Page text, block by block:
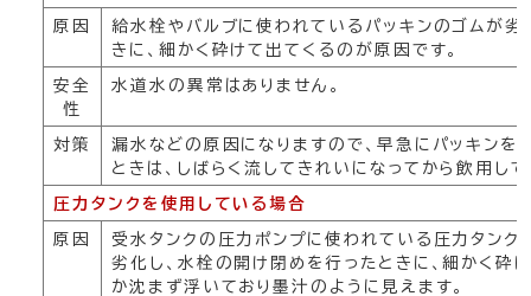
原因
給水栓やバルブに使われているパッキンのゴムが劣
きに、細かく砕けて出てくるのが原因です。
安全
性
水道水の異常はありません。
対策
漏水などの原因になりますので、早急にパッキンを
ときは、しばらく流してきれいになってから飲用して
圧力タンクを使用している場合
原因
受水タンクの圧力ポンプに使われている圧力タンク
劣化し、水栓の開け閉めを行ったときに、細かく砕
か沈まず浮いており墨汁のように見えます。